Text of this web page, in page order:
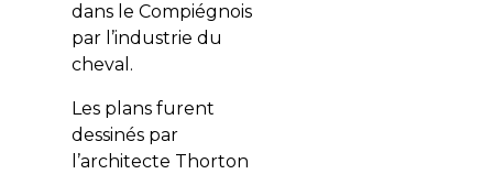
dans le Compiégnois
par l’industrie du
cheval.
Les plans furent
dessinés par
l’architecte Thorton